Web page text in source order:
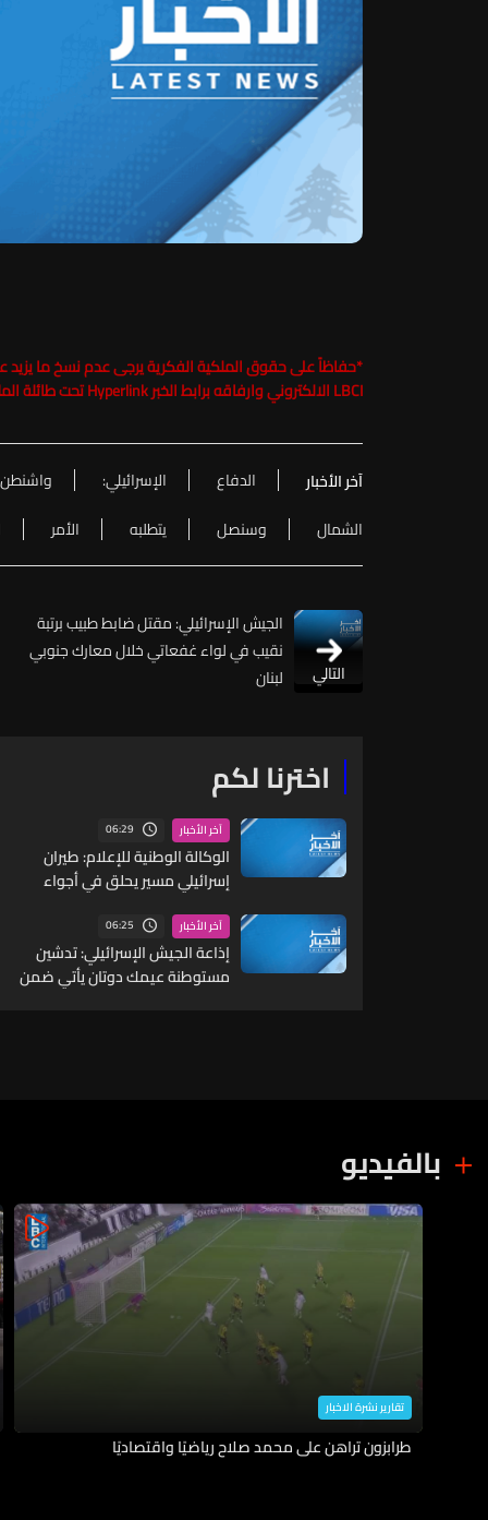
*
LBCI الالكتروني وارفاقه برابط الخبر Hyperlink تحت طائلة الملاحقة القانونية
آخر الأخبار الدفاع الإسرائيلي: واشنطن
الشمال
وسنصل يتطلبه الأمر
التالي
الجيش الإسرائيلي: مقتل ضابط طبيب برتبة
نقيب في لواء غفعاتي خلال معارك جنوبي
لبنان
اخترنا لكم
آخر الأخبار 06:29
الوكالة الوطنية للإعلام: طيران
إسرائيلي مسير يحلق في أجواء
آخر الأخبار 06:25
إذاعة الجيش الإسرائيلي: تدشين
مستوطنة عيمك دوتان يأتي ضمن
بالفيديو
تقارير نشرة الاخبار
طرابزون تراهن على محمد صلاح رياضيًا واقتصاديًا